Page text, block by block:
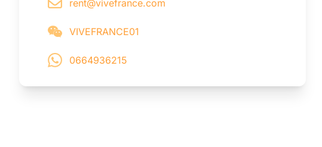
rent@vivefrance.com
VIVEFRANCE01
0664936215